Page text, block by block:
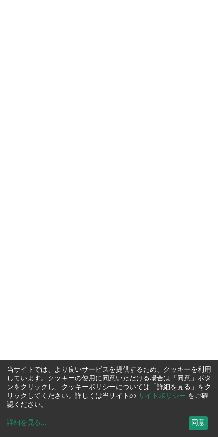
当サイトでは、より良いサービスを提供するため、クッキーを利用
しています。クッキーの使用に同意いただける場合は「同意」ボタ
ンをクリックし、クッキーポリシーについては「詳細を見る」をク
リックしてください。詳しくは当サイトの サイトポリシー をご確
認ください。
詳細を見る ... 同意